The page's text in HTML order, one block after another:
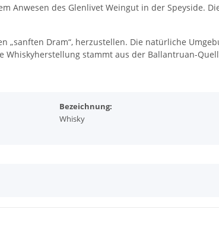
Anwesen des Glenlivet Weingut in der Speyside.
Dram“, herzustellen. Die natürliche
stammt aus der Ballantruan-
Bezeichnung:
Whisky